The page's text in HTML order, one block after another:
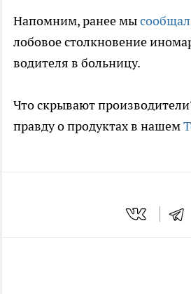
Напомним, ранее мы
лобовое столкновение
водителя в больницу.
Что скрывают
правду о продуктах в нашем